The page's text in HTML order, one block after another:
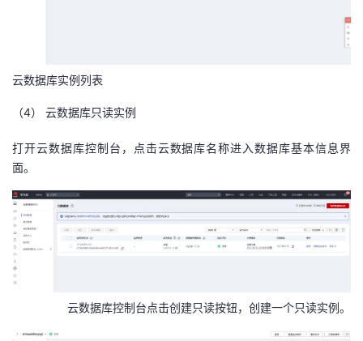
云数据库实例列表
（4） 云数据库只读实例
打开云数据库控制台，点击云数据库名称进入数据库基本信息界
面。
云数据库控制台点击创建只读按钮，创建一个只读实例。